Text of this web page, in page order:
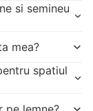
si semineu
mea?
spatiul